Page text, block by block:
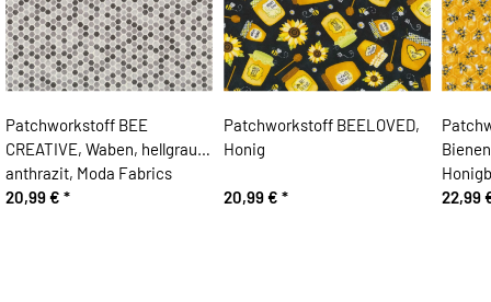
Patchworkstoff BEE
CREATIVE, Waben, hellgrau-
anthrazit, Moda Fabrics
20,99 € *
Patchworkstoff BEELOVED,
Honig
20,99 € *
22,99